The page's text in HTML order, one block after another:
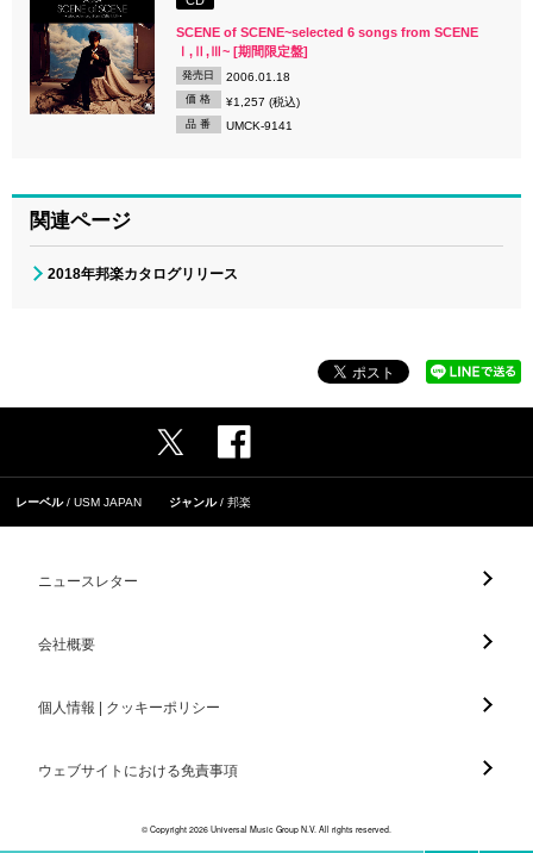
SCENE of SCENE~selected 6 songs from SCENE
Ⅰ,Ⅱ,Ⅲ~ [期間限定盤]
発売日 2006.01.18
価 格 ¥1,257 (税込)
品 番 UMCK-9141
関連ページ
2018年邦楽カタログリリース
レーベル USM JAPAN ジャンル 邦楽
ニュースレター
会社概要
個人情報 | クッキーポリシー
ウェブサイトにおける免責事項
© Copyright 2026 Universal Music Group N.V. All rights reserved.